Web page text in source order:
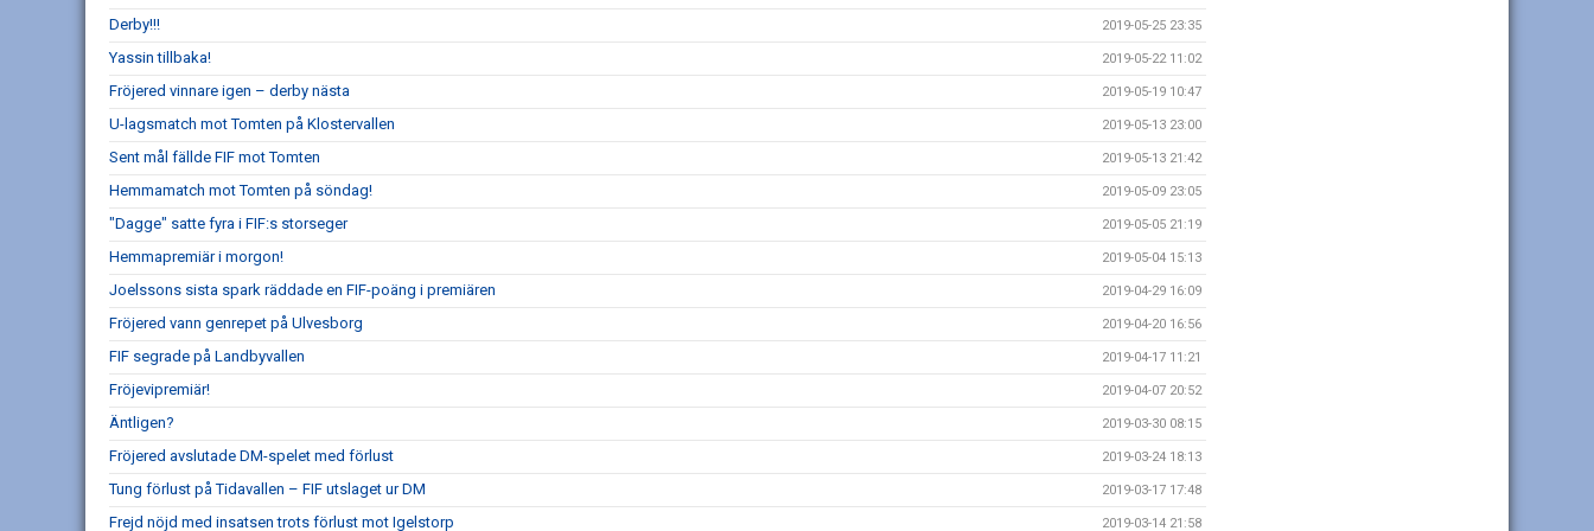
Derby!!! 2019-05-25 23:35
Yassin tillbaka! 2019-05-22 11:02
Fröjered vinnare igen – derby nästa 2019-05-19 10:47
U-lagsmatch mot Tomten på Klostervallen 2019-05-13 23:00
Sent mål fällde FIF mot Tomten 2019-05-13 21:42
Hemmamatch mot Tomten på söndag! 2019-05-09 23:05
"Dagge" satte fyra i FIF:s storseger 2019-05-05 21:19
Hemmapremiär i morgon! 2019-05-04 15:13
Joelssons sista spark räddade en FIF-poäng i premiären 2019-04-29 16:09
Fröjered vann genrepet på Ulvesborg 2019-04-20 16:56
FIF segrade på Landbyvallen 2019-04-17 11:21
Fröjevipremiär! 2019-04-07 20:52
Äntligen? 2019-03-30 08:15
Fröjered avslutade DM-spelet med förlust 2019-03-24 18:13
Tung förlust på Tidavallen – FIF utslaget ur DM 2019-03-17 17:48
Frejd nöjd med insatsen trots förlust mot Igelstorp 2019-03-14 21:58